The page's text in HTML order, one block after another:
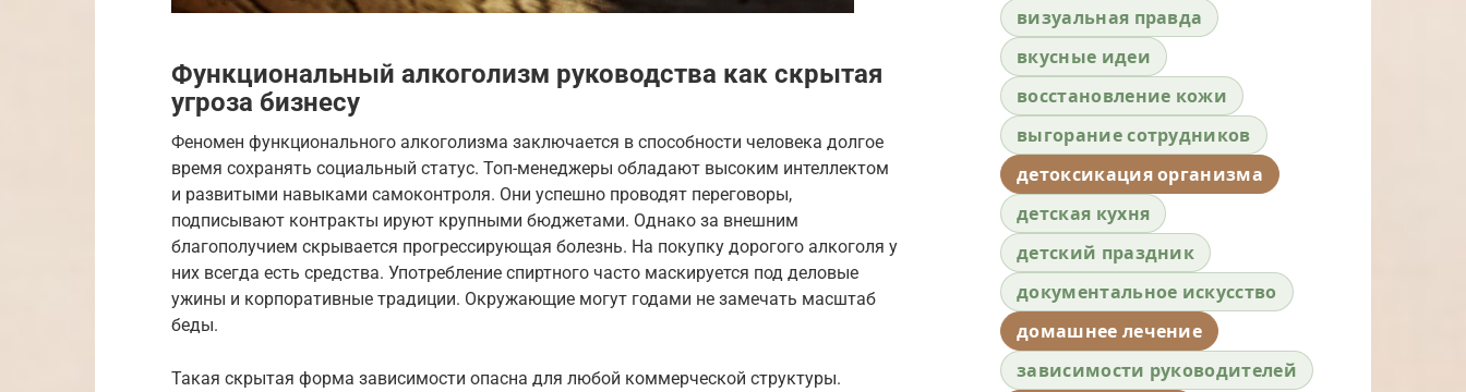
Функциональный алкоголизм руководства как скрытая
угроза бизнесу
Феномен функционального алкоголизма заключается в способности человека долгое
время сохранять социальный статус. Топ-менеджеры обладают высоким интеллектом
и развитыми навыками самоконтроля. Они успешно проводят переговоры,
подписывают контракты ируют крупными бюджетами. Однако за внешним
благополучием скрывается прогрессирующая болезнь. На покупку дорогого алкоголя у
них всегда есть средства. Употребление спиртного часто маскируется под деловые
ужины и корпоративные традиции. Окружающие могут годами не замечать масштаб
беды.
Такая скрытая форма зависимости опасна для любой коммерческой структуры.
визуальная правда
вкусные идеи
восстановление кожи
выгорание сотрудников
детоксикация организма
детская кухня
детский праздник
документальное искусство
домашнее лечение
зависимости руководителей